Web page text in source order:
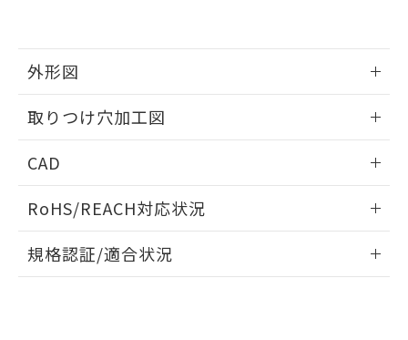
外形図
取りつけ穴加工図
CAD
ドすることができます。
ログイン/会員登録
RoHS/REACH対応状況
EU RoHS 注意事項・凡例
規格認証/適合状況
荷製品に未対応品が混在することから備考
欄に対応日を記載しておりました。
既に当社にて対応品への在庫切替を完了
していることから、特段のことがない限
り、2022年1月12日より割愛しておりま